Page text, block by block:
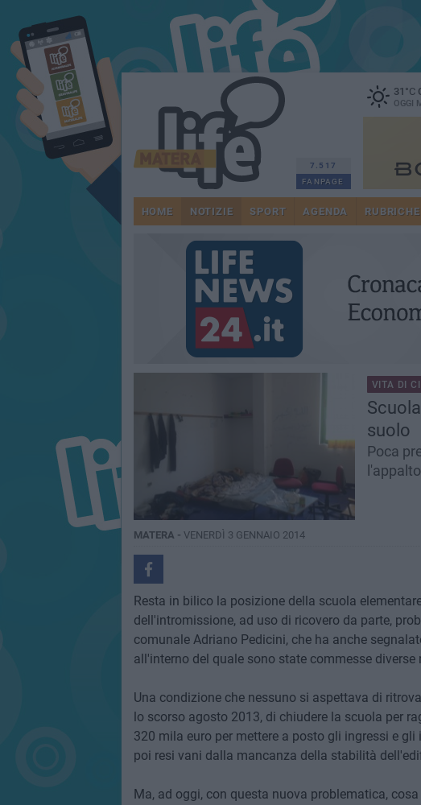
7.517
FANPAGE
31 °C
OGGI
HOME NOTIZIE SPORT AGENDA RUBRICHE
VITA DI
suolo
Poca
MATERA - VENERDÌ 3 GENNAIO 2014
Resta in bilico la posizione della scuola
dell'intromissione, ad uso di ricovero da parte,
comunale Adriano Pedicini, che ha anche
all'interno del quale sono state commesse diverse
Una condizione che nessuno si aspettava di
lo scorso agosto 2013, di chiudere la scuola per
320 mila euro per mettere a posto gli ingressi e
poi resi vani dalla mancanza della stabilità
Ma, ad oggi, con questa nuova problematica,